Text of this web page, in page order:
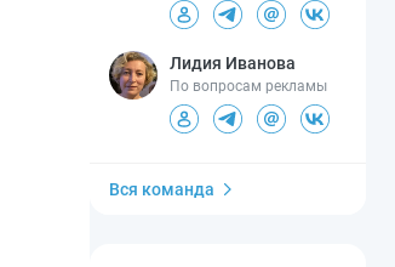
Лидия Иванова
По вопросам рекламы
Вся команда